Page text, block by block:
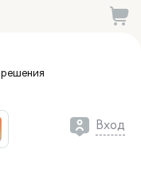
решения
Вход